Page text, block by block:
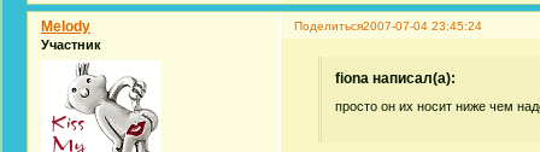
Поделиться2007-07-04 23:45:24
Melody
Участник
fiona написал(а):
просто он их носит ниже чем